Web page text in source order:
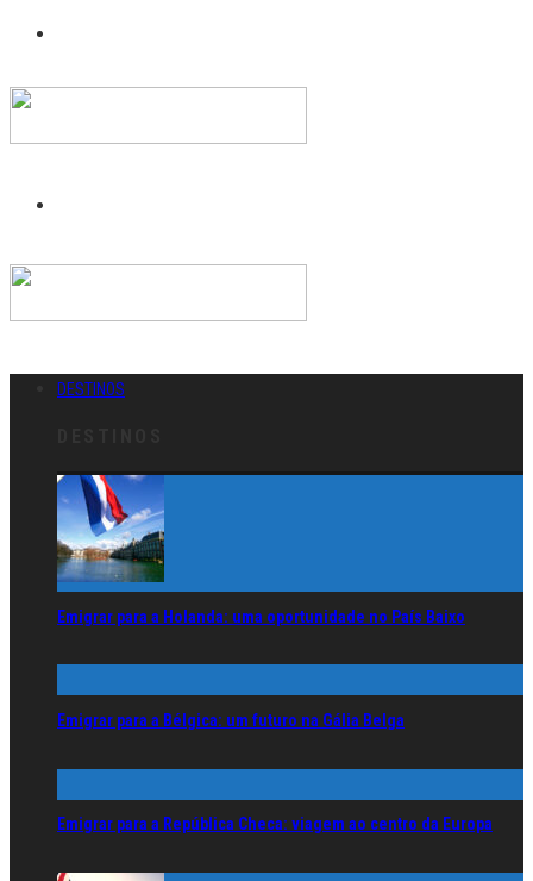
DESTINOS
Emigrar para a Holanda: uma oportunidade no País Baixo
Emigrar para a Bélgica: um futuro na Gália Belga
Emigrar para a República Checa: viagem ao centro da Europa